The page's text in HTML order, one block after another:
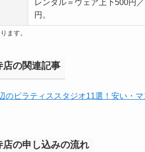
レンタル＝ウェア上下500円
円。
ます。
店の関連記事
のピラティススタジオ11選！安い・
の申し込みの流れ